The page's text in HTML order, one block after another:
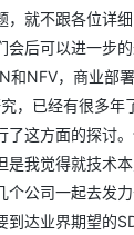
，就不跟各位详
会后可以进一步
和NFV，商业部
，已经有很多年
了这方面的探讨
是我觉得就技术
个公司一起去发
到达业界期望的